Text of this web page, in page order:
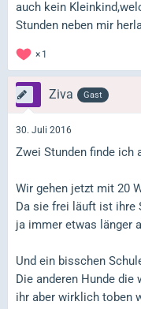
auch kein
Stunden neben mir
1
Ziva Gast
30. Juli 2016
Zwei Stunden finde ich
Wir gehen jetzt mit 20
Da sie frei läuft ist ihre
ja immer etwas länger
Und ein bisschen
Die anderen Hunde
ihr aber wirklich toben